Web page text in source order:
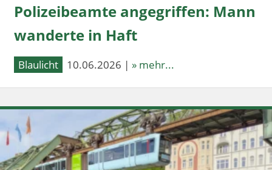
Polizeibeamte angegriffen: Mann
wanderte in Haft
Blaulicht 10.06.2026 | » mehr...